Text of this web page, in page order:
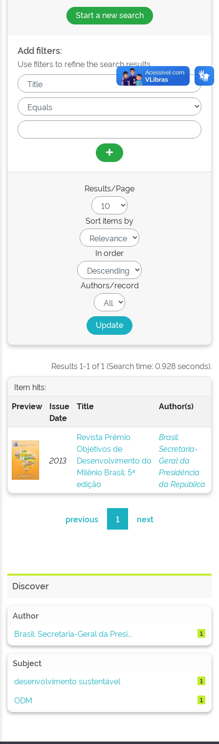
Start a new search
Add filters:
Use filters to refine the search results.
Results/Page
Sort items by
In order
Authors/record
Results 1-1 of 1 (Search time: 0.928 seconds).
Item hits:
Preview
Issue
Date
Title Author(s)
2013
Revista Prêmio
Objetivos de
Desenvolvimento do
Milênio Brasil: 5ª
edição
Brasil.
Secretaria-
Geral da
Presidência
da República
previous 1 next
Discover
Author
Brasil. Secretaria-Geral da Presi...
1
Subject
desenvolvimento sustentável
1
ODM 1